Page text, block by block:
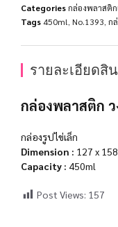
Categoriesกล่องพลาสติ
Tags 450ml No.1393 ก
รายละเอียดสิ
กล่องพลาสติก ว
กล่องรูปไข่เล็ก
Dimension : 127 x
Capacity : 450ml
Post Views: 157